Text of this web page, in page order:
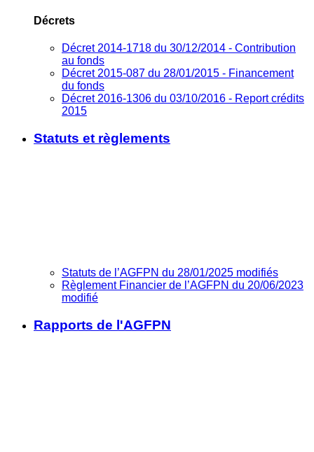
Décrets
Décret 2014-1718 du 30/12/2014 - Contribution
au fonds
Décret 2015-087 du 28/01/2015 - Financement
du fonds
Décret 2016-1306 du 03/10/2016 - Report crédits
2015
Statuts et règlements
Statuts de l’AGFPN du 28/01/2025 modifiés
Règlement Financier de l’AGFPN du 20/06/2023
modifié
Rapports de l'AGFPN